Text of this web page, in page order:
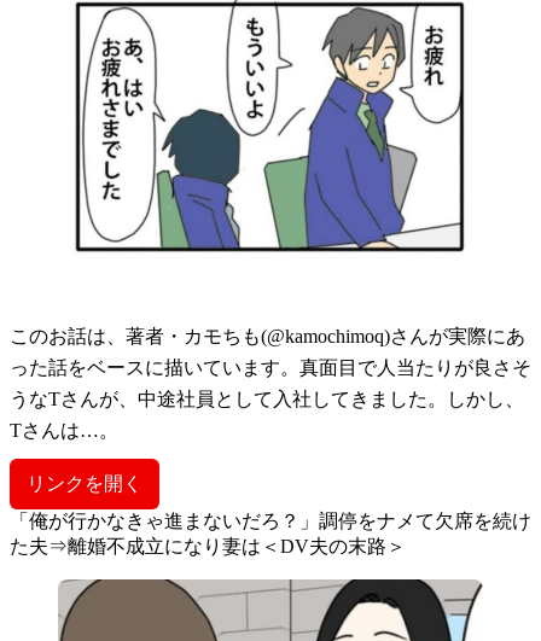
このお話は、著者・カモちも(@kamochimoq)さんが実際にあ
った話をベースに描いています。真面目で人当たりが良さそ
うなTさんが、中途社員として入社してきました。しかし、
Tさんは…。
リンクを開く
「俺が行かなきゃ進まないだろ？」調停をナメて欠席を続け
た夫⇒離婚不成立になり妻は＜DV夫の末路＞